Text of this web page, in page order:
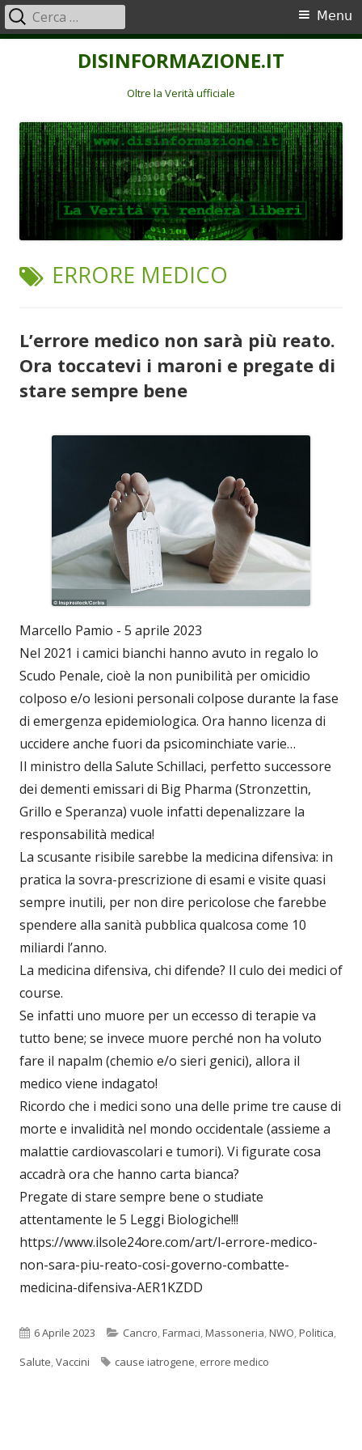
DISINFORMAZIONE.IT
Oltre la Verità ufficiale
Menu
principale
Menu
Ricerca
per:
TAG:
ERRORE MEDICO
L’errore medico non sarà più reato.
Ora toccatevi i maroni e pregate di
stare sempre bene
Marcello Pamio - 5 aprile 2023
Nel 2021 i camici bianchi hanno avuto in regalo lo
Scudo Penale, cioè la non punibilità per omicidio
colposo e/o lesioni personali colpose durante la fase
di emergenza epidemiologica. Ora hanno licenza di
uccidere anche fuori da psicominchiate varie…
Il ministro della Salute Schillaci, perfetto successore
dei dementi emissari di Big Pharma (Stronzettin,
Grillo e Speranza) vuole infatti depenalizzare la
responsabilità medica!
La scusante risibile sarebbe la medicina difensiva: in
pratica la sovra-prescrizione di esami e visite quasi
sempre inutili, per non dire pericolose che farebbe
spendere alla sanità pubblica qualcosa come 10
miliardi l’anno.
La medicina difensiva, chi difende? Il culo dei medici of
course.
Se infatti uno muore per un eccesso di terapie va
tutto bene; se invece muore perché non ha voluto
fare il napalm (chemio e/o sieri genici), allora il
medico viene indagato!
Ricordo che i medici sono una delle prime tre cause di
morte e invalidità nel mondo occidentale (assieme a
malattie cardiovascolari e tumori). Vi figurate cosa
accadrà ora che hanno carta bianca?
Pregate di stare sempre bene o studiate
attentamente le 5 Leggi Biologiche!!!
https://www.ilsole24ore.com/art/l-errore-medico-
non-sara-piu-reato-cosi-governo-combatte-
medicina-difensiva-AER1KZDD
Pubblicato
6 Aprile 2023 Categorie
Cancro,Farmaci,Massoneria,NWO,Politica,
Salute,Vaccini Tag
cause iatrogene, errore medico